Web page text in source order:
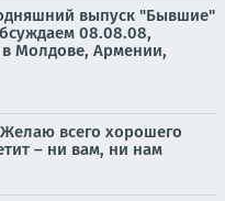
выпуск "Бывшие"
08.08.08,
Молдове, Армении,
всего хорошего
– ни вам, ни нам